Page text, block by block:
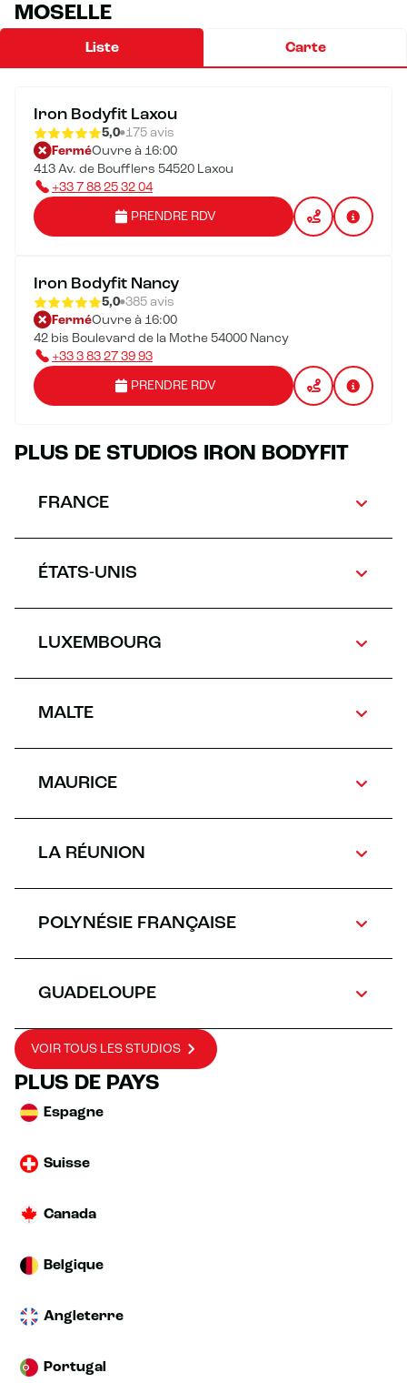
MOSELLE
Liste Carte
Iron Bodyfit Laxou
5,0 175 avis
FerméOuvre à 16:00
413 Av. de Boufflers 54520 Laxou
+33 7 88 25 32 04
PRENDRE RDV
Iron Bodyfit Nancy
5,0 385 avis
FerméOuvre à 16:00
42 bis Boulevard de la Mothe 54000 Nancy
+33 3 83 27 39 93
PRENDRE RDV
PLUS DE STUDIOS IRON BODYFIT
FRANCE
ÉTATS-UNIS
LUXEMBOURG
MALTE
MAURICE
LA RÉUNION
POLYNÉSIE FRANÇAISE
GUADELOUPE
VOIR TOUS LES STUDIOS
PLUS DE PAYS
Espagne
Suisse
Canada
Belgique
Angleterre
Portugal